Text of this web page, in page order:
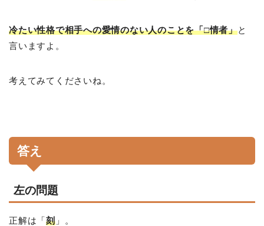
冷たい性格で相手への愛情のない人のことを「□情者」と
言いますよ。
考えてみてくださいね。
答え
左の問題
正解は「刻」。